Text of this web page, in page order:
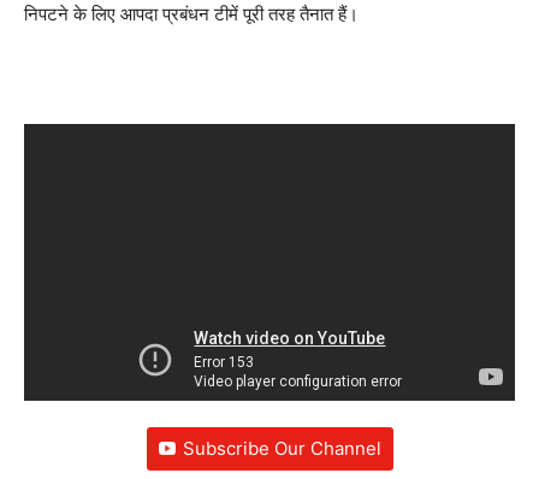
निपटने के लिए आपदा प्रबंधन टीमें पूरी तरह तैनात हैं।
Subscribe Our Channel